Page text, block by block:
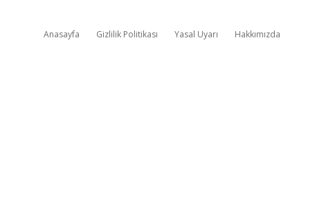
Anasayfa Gizlilik Politikası Yasal Uyarı Hakkımızda